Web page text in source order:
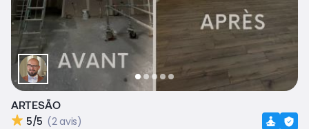
ARTESÃO
5/5 (2 avis)